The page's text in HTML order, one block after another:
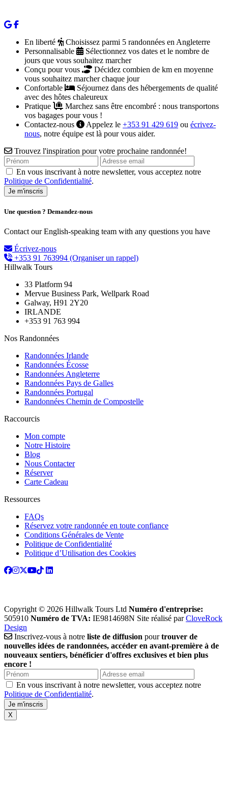
En liberté
Choisissez parmi 5 randonnées en Angleterre
Personnalisable
Sélectionnez vos dates et le nombre de
jours que vous souhaitez marcher
Conçu pour vous
Décidez combien de km en moyenne
vous souhaitez marcher chaque jour
Confortable
Séjournez dans des hébergements de qualité
avec des hôtes chaleureux
Pratique
Marchez sans être encombré : nous transportons
vos bagages pour vous !
Contactez-nous
Appelez le +353 91 429 619 ou écrivez-
nous, notre équipe est là pour vous aider.
Trouvez l'inspiration pour votre prochaine randonnée!
En vous inscrivant à notre newsletter, vous acceptez notre
Politique de Confidentialité.
Une question ? Demandez-nous
Contact our English-speaking team with any questions you have
Écrivez-nous
+353 91 763994 (Organiser un rappel)
Hillwalk Tours
33 Platform 94
Mervue Business Park, Wellpark Road
Galway, H91 2Y20
IRLANDE
+353 91 763 994
Nos Randonnées
Randonnées Irlande
Randonnées Écosse
Randonnées Angleterre
Randonnées Pays de Galles
Randonnées Portugal
Randonnées Chemin de Compostelle
Raccourcis
Mon compte
Notre Histoire
Blog
Nous Contacter
Réserver
Carte Cadeau
Ressources
FAQs
Réservez votre randonnée en toute confiance
Conditions Générales de Vente
Politique de Confidentialité
Politique d’Utilisation des Cookies
Copyright © 2026 Hillwalk Tours Ltd Numéro d'entreprise:
505910 Numéro de TVA: IE9814698N Site réalisé parCloveRock
Design
Inscrivez-vous à notre liste de diffusion pourtrouver de
nouvelles idées de randonnées, accéder en avant-première à de
nouveaux sentiers, bénéficier d'offres exclusives et bien plus
encore !
En vous inscrivant à notre newsletter, vous acceptez notre
Politique de Confidentialité.
X